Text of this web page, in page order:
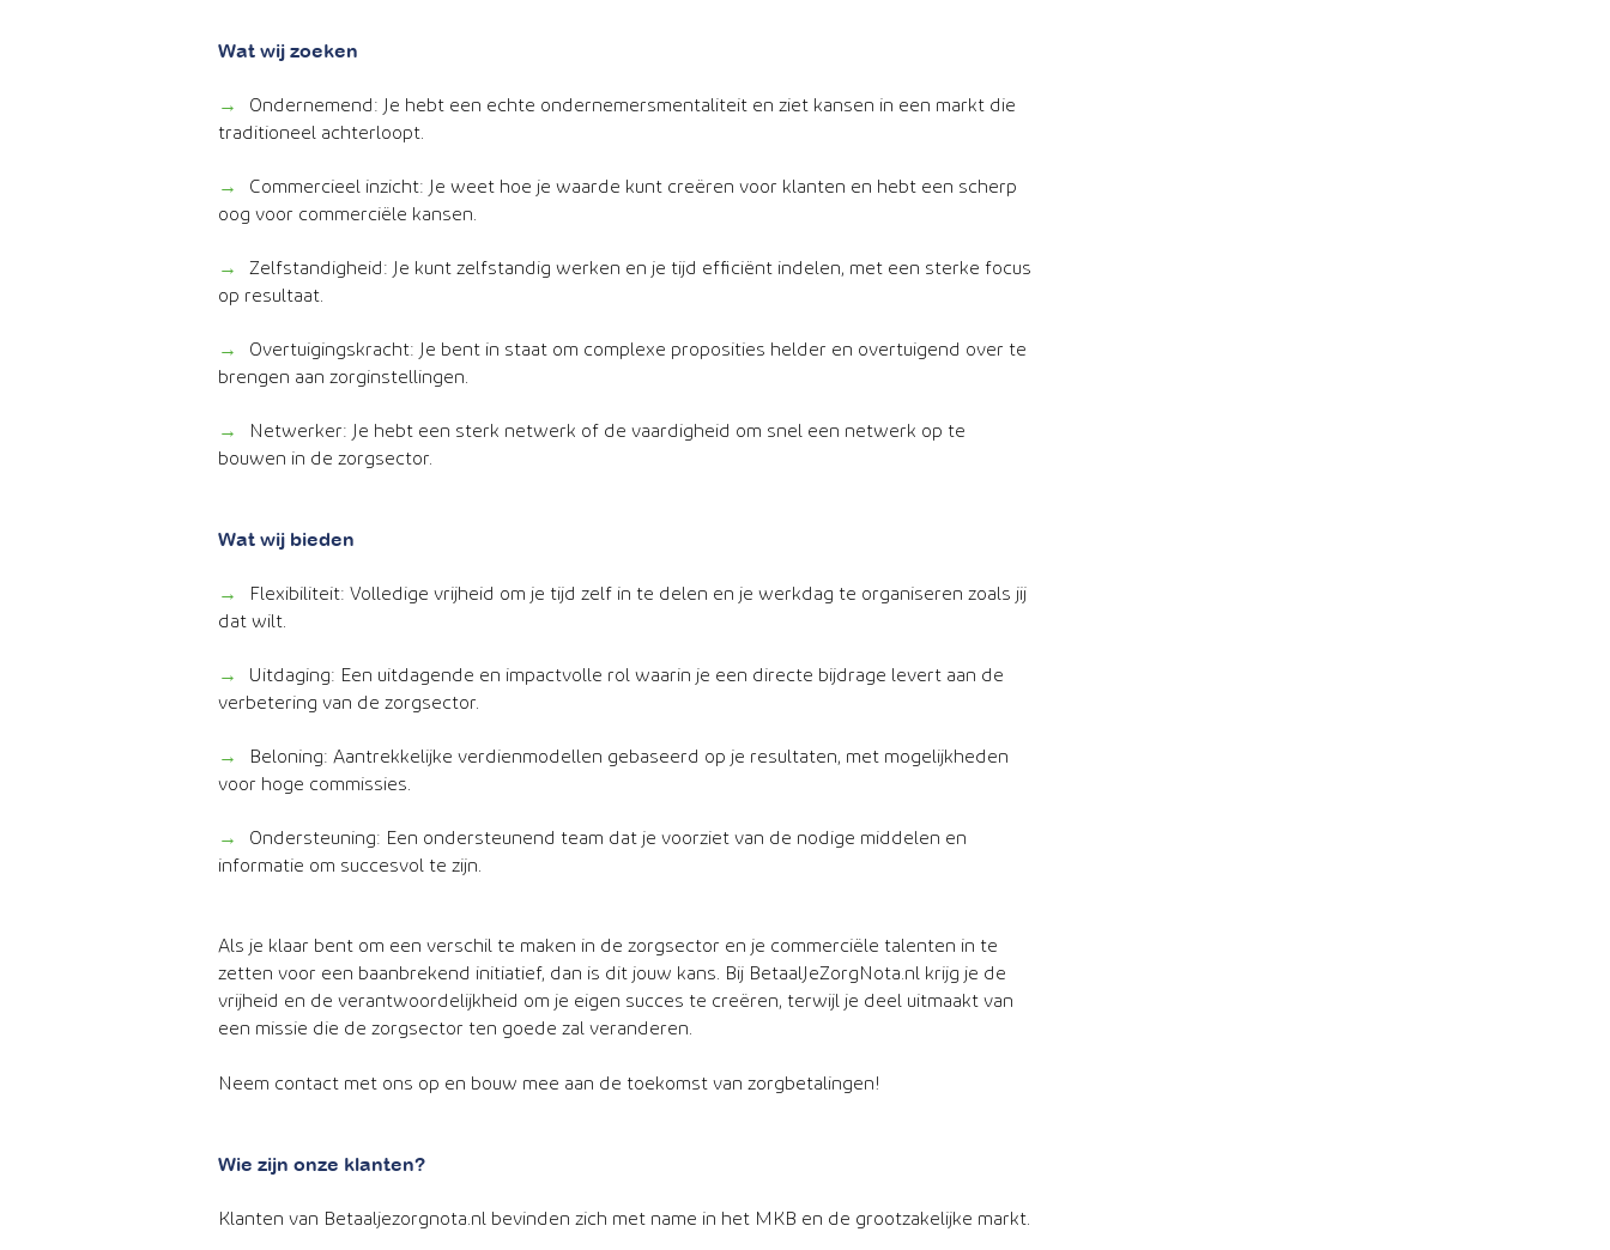
Wat wij zoeken
→ Ondernemend: Je hebt een echte ondernemersmentaliteit en ziet kansen in een markt die
traditioneel achterloopt.
→ Commercieel inzicht: Je weet hoe je waarde kunt creëren voor klanten en hebt een scherp
oog voor commerciële kansen.
→ Zelfstandigheid: Je kunt zelfstandig werken en je tijd efficiënt indelen, met een sterke focus
op resultaat.
→ Overtuigingskracht: Je bent in staat om complexe proposities helder en overtuigend over te
brengen aan zorginstellingen.
→
Netwerker: Je hebt een sterk netwerk of de vaardigheid om snel een netwerk op te
bouwen in de zorgsector.
Wat wij bieden
→
Flexibiliteit: Volledige vrijheid om je tijd zelf in te delen en je werkdag te organiseren zoals jij
dat wilt.
→ Uitdaging: Een uitdagende en impactvolle rol waarin je een directe bijdrage levert aan de
verbetering van de zorgsector.
→
Beloning: Aantrekkelijke verdienmodellen gebaseerd op je resultaten, met mogelijkheden
voor hoge commissies.
→ Ondersteuning: Een ondersteunend team dat je voorziet van de nodige middelen en
informatie om succesvol te zijn.
Als je klaar bent om een verschil te maken in de zorgsector en je commerciële talenten in te
zetten voor een baanbrekend initiatief, dan is dit jouw kans. Bij BetaalJeZorgNota.nl krijg je de
vrijheid en de verantwoordelijkheid om je eigen succes te creëren, terwijl je deel uitmaakt van
een missie die de zorgsector ten goede zal veranderen.
Neem contact met ons op en bouw mee aan de toekomst van zorgbetalingen!
Wie zijn onze klanten?
Klanten van Betaaljezorgnota.nl bevinden zich met name in het MKB en de grootzakelijke markt.